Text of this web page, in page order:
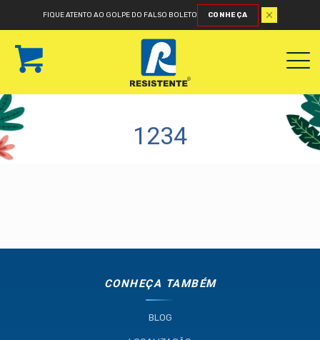
FIQUE ATENTO AO GOLPE DO FALSO BOLETO CONHEÇA
1234
CONHEÇA TAMBÉM
BLOG